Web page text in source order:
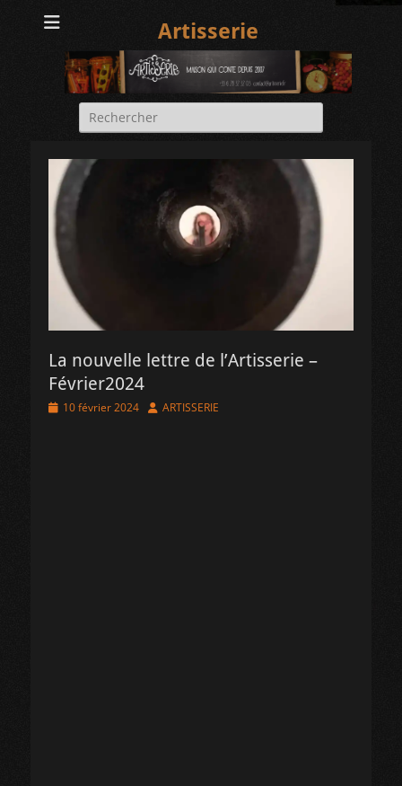
Artisserie
Rechercher :
La nouvelle lettre de l’Artisserie –
Février2024
Posted10 février 2024 Author
ARTISSERIE